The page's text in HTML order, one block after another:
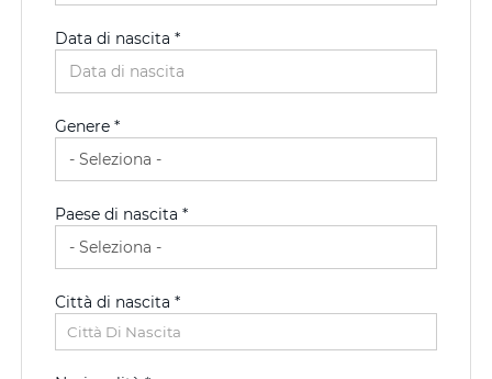
Paese di residenza *
Regione *
CAP/NAP di residenza
Città di residenza
Città Di Residenza
Data di nascita *
Genere *
Paese di nascita *
Città di nascita *
Città Di Nascita